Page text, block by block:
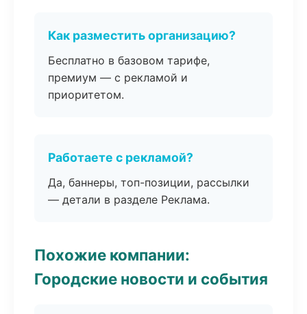
Как разместить организацию?
Бесплатно в базовом тарифе,
премиум — с рекламой и
приоритетом.
Работаете с рекламой?
Да, баннеры, топ-позиции, рассылки
— детали в разделе Реклама.
Похожие компании:
Городские новости и события